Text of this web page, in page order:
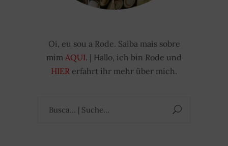
Oi, eu sou a Rode. Saiba mais sobre
mim AQUI. | Hallo, ich bin Rode und
HIER erfahrt ihr mehr über mich.